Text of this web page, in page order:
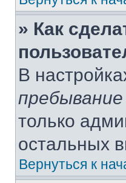
» Как
В
только
остальных
Вернуться к